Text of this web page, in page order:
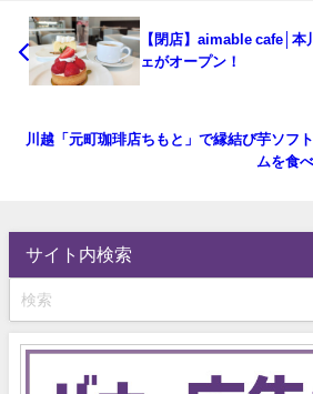
【閉店】aimable cafe│本
ェがオープン！
川越「元町珈琲店ちもと」で縁結び芋ソフ
ムを食
サイト内検索